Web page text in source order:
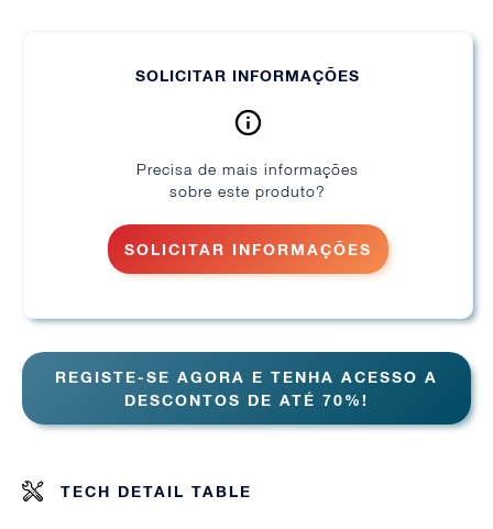
SOLICITAR INFORMAÇÕES
Precisa de mais informações
sobre este produto?
SOLICITAR INFORMAÇÕES
REGISTE-SE AGORA E TENHA ACESSO A
DESCONTOS DE ATÉ 70%!
TECH DETAIL TABLE